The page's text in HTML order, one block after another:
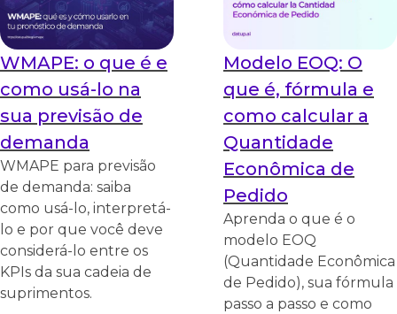
WMAPE: o que é e
como usá-lo na
sua previsão de
demanda
WMAPE para previsão
de demanda: saiba
como usá-lo, interpretá-
lo e por que você deve
considerá-lo entre os
KPIs da sua cadeia de
suprimentos.
Modelo EOQ: O
que é, fórmula e
como calcular a
Quantidade
Econômica de
Pedido
Aprenda o que é o
modelo EOQ
(Quantidade Econômica
de Pedido), sua fórmula
passo a passo e como